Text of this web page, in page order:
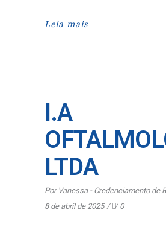
Leia mais
I.A
LTDA
Por Vanessa - Credenciamento de
8 de abril de 2025
0